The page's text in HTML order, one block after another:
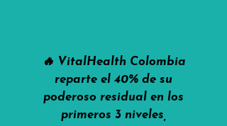
🔥 VitalHealth Colombia
reparte el 40% de su
poderoso residual en los
primeros 3 niveles,